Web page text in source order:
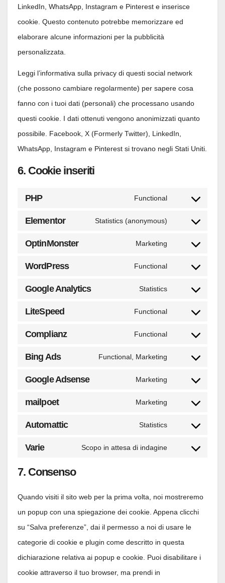
LinkedIn, WhatsApp, Instagram e Pinterest e inserisce
cookie. Questo contenuto potrebbe memorizzare ed
elaborare alcune informazioni per la pubblicità
personalizzata.
Leggi l’informativa sulla privacy di questi social network
(che possono cambiare regolarmente) per sapere cosa
fanno con i tuoi dati (personali) che processano usando
questi cookie. I dati ottenuti vengono anonimizzati quanto
possibile. Facebook, X (Formerly Twitter), LinkedIn,
WhatsApp, Instagram e Pinterest si trovano negli Stati Uniti.
6. Cookie inseriti
PHP Functional
Consent
Elementor Statistics (anonymous)
Consent
elementor
OptinMonster Marketing
Consent
optinmonster
WordPress Functional
Consent
wordpress
Google Analytics Statistics
Consent
google-
analytics
LiteSpeed Functional
Consent
litespeed
Complianz Functional
Consent
complianz
Bing Ads Functional, Marketing
Consent
Google Adsense Marketing
Consent
google-
adsense
mailpoet Marketing
Consent
mailpoet
Automattic Statistics
Consent
Varie Scopo in attesa di indagine
Consent
varie
7. Consenso
Quando visiti il sito web per la prima volta, noi mostreremo
un popup con una spiegazione dei cookie. Appena clicchi
su “Salva preferenze”, dai il permesso a noi di usare le
categorie di cookie e plugin come descritto in questa
dichiarazione relativa ai popup e cookie. Puoi disabilitare i
cookie attraverso il tuo browser, ma prendi in